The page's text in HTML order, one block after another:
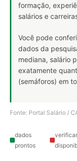
formação,
salários e
Você pode
dados da
mediana, salário
exatamente
(semáforos) em
Fonte: Portal Salário /
dados
prontos
verificar